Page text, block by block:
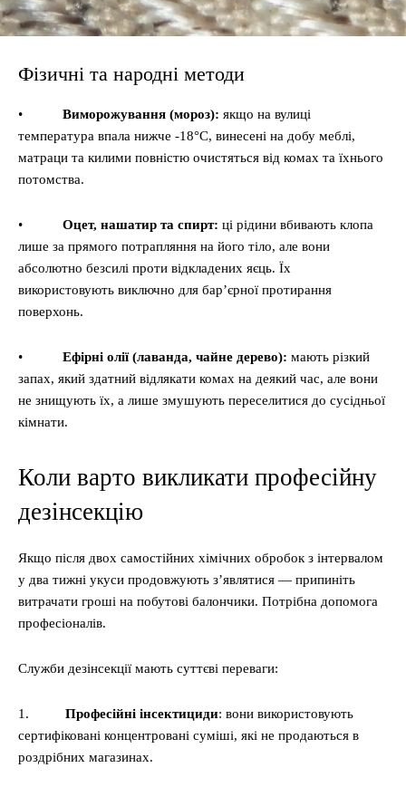
Фізичні та народні методи
• Виморожування (мороз): якщо на вулиці
температура впала нижче -18°C, винесені на добу меблі,
матраци та килими повністю очистяться від комах та їхнього
потомства.
• Оцет, нашатир та спирт: ці рідини вбивають клопа
лише за прямого потрапляння на його тіло, але вони
абсолютно безсилі проти відкладених яєць. Їх
використовують виключно для бар’єрної протирання
поверхонь.
• Ефірні олії (лаванда, чайне дерево): мають різкий
запах, який здатний відлякати комах на деякий час, але вони
не знищують їх, а лише змушують переселитися до сусідньої
кімнати.
Коли варто викликати професійну
дезінсекцію
Якщо після двох самостійних хімічних обробок з інтервалом
у два тижні укуси продовжують з’являтися — припиніть
витрачати гроші на побутові балончики. Потрібна допомога
професіоналів.
Служби дезінсекції мають суттєві переваги:
1. Професійні інсектициди: вони використовують
сертифіковані концентровані суміші, які не продаються в
роздрібних магазинах.